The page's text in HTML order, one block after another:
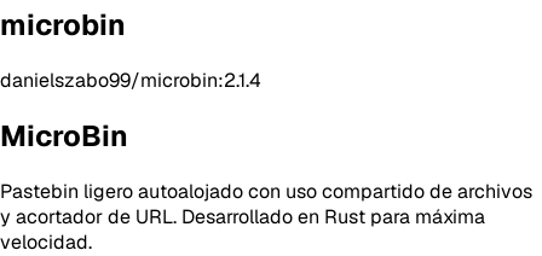
microbin
danielszabo99/microbin:2.1.4
MicroBin
Pastebin ligero autoalojado con uso compartido de archivos
y acortador de URL. Desarrollado en Rust para máxima
velocidad.